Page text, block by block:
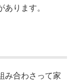
ります。
み合わさって家